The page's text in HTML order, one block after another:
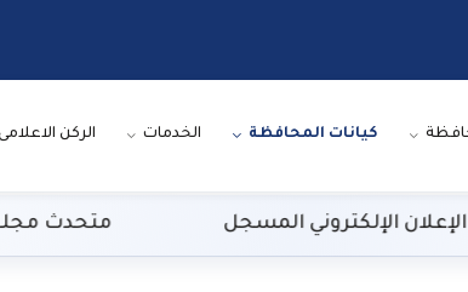
كيانات المحافظة الخدمات الركن
المسجل متحدث مجلس